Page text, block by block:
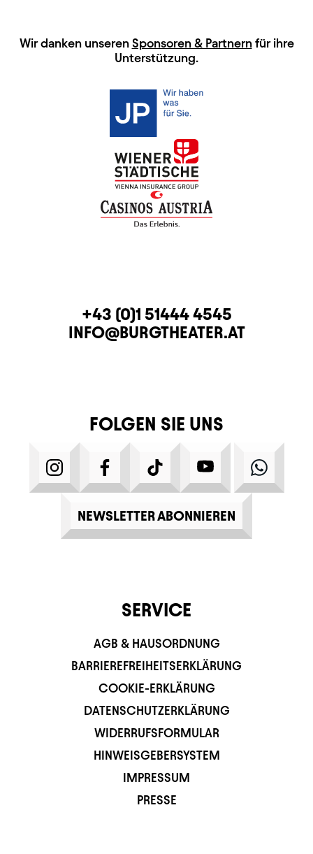
HAUPTSPONSOREN
Wir danken unseren Sponsoren & Partnernfür ihre
Unterstützung.
KONTAKTTELEFON
+43 (0)1 51444 4545
E-MAIL
INFO@BURGTHEATER.AT
FOLGEN SIE UNS
INSTAGRAMFACEBOOKTIKTOK YOUTUBE
NEWSLETTER ABONNIEREN
SERVICE
AGB & HAUSORDNUNG
BARRIEREFREIHEITSERKLÄRUNG
COOKIE-ERKLÄRUNG
DATENSCHUTZERKLÄRUNG
WIDERRUFSFORMULAR
HINWEISGEBERSYSTEM
IMPRESSUM
PRESSE